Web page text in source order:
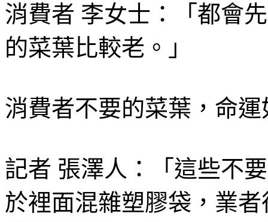
消費者 李女士：「都會
的菜葉比較老。」
消費者不要的菜葉，命
記者 張澤人：「這些不
於裡面混雜塑膠袋，業